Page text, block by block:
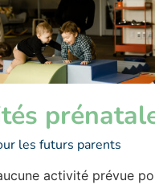
les futurs parents
activité prévue